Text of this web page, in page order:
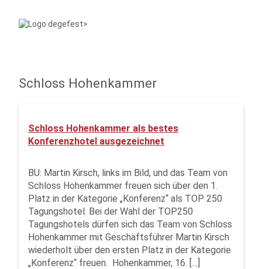
Schloss Hohenkammer
Schloss Hohenkammer als bestes
Konferenzhotel ausgezeichnet
BU: Martin Kirsch, links im Bild, und das Team von
Schloss Hohenkammer freuen sich über den 1.
Platz in der Kategorie „Konferenz“ als TOP 250
Tagungshotel. Bei der Wahl der TOP250
Tagungshotels dürfen sich das Team von Schloss
Hohenkammer mit Geschäftsführer Martin Kirsch
wiederholt über den ersten Platz in der Kategorie
„Konferenz“ freuen. Hohenkammer, 16. […]